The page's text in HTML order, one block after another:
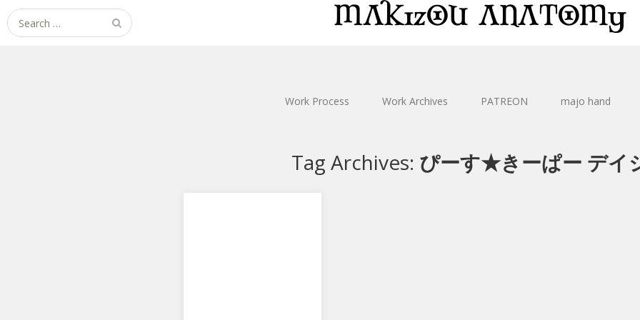
Search
for:
Work Process Work Archives PATREON majo hand
Tag Archives: ぴーす★きーぱー デイ